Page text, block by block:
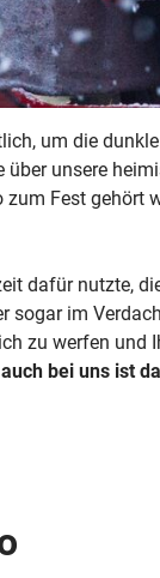
um die
unsere
Fest gehört
dafür nutzte,
sogar im
zu werfen und
auch bei uns ist